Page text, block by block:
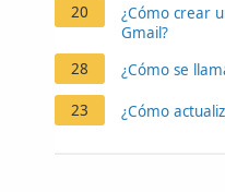
20
¿Cómo crear
Gmail?
28
¿Cómo se
23 ¿Cómo